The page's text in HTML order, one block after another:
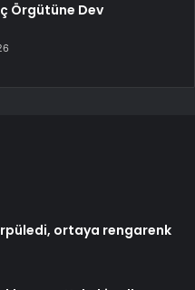
Örgütüne Dev
ortaya rengarenk